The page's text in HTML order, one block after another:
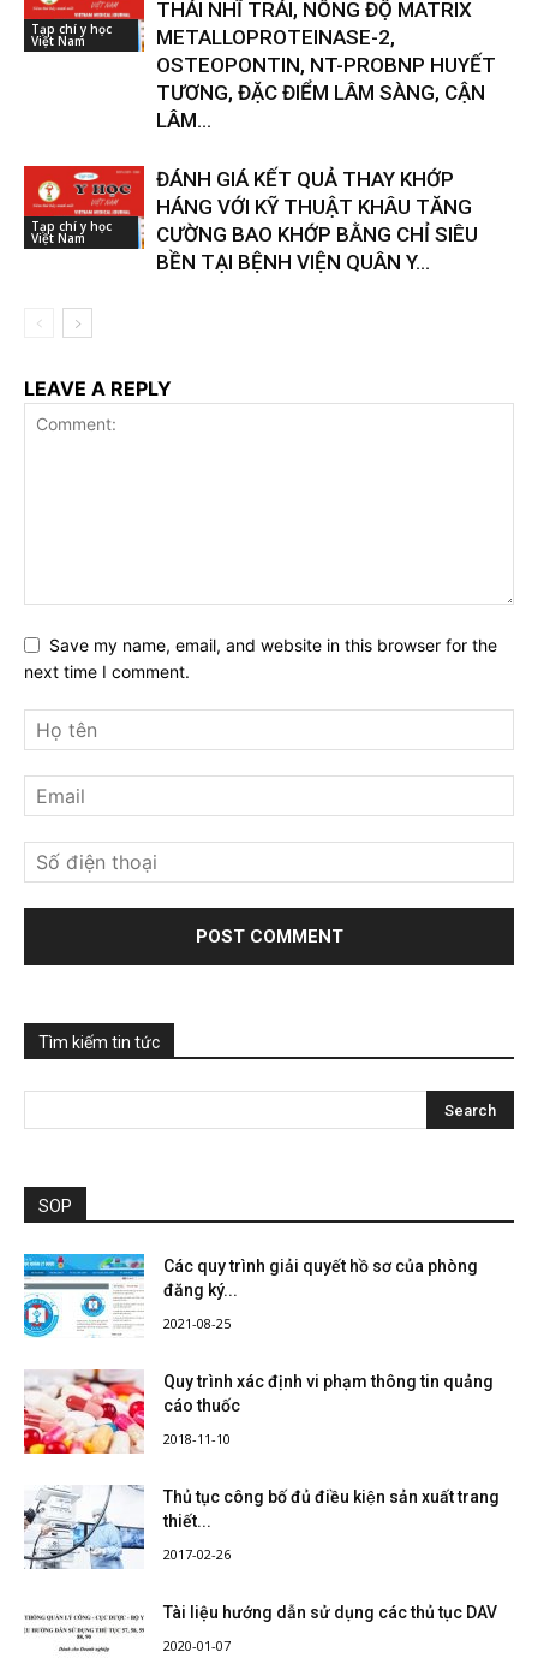
Tạp chí y học
Việt Nam
THÁI NHĨ TRÁI, NỒNG ĐỘ MATRIX
METALLOPROTEINASE-2,
OSTEOPONTIN, NT-PROBNP HUYẾT
TƯƠNG, ĐẶC ĐIỂM LÂM SÀNG, CẬN
LÂM...
Tạp chí y học
Việt Nam
ĐÁNH GIÁ KẾT QUẢ THAY KHỚP
HÁNG VỚI KỸ THUẬT KHÂU TĂNG
CƯỜNG BAO KHỚP BẰNG CHỈ SIÊU
BỀN TẠI BỆNH VIỆN QUÂN Y...
LEAVE A REPLY
Save my name, email, and website in this browser for the
next time I comment.
Tìm kiếm tin tức
SOP
Các quy trình giải quyết hồ sơ của phòng
đăng ký...
2021-08-25
Quy trình xác định vi phạm thông tin quảng
cáo thuốc
2018-11-10
Thủ tục công bố đủ điều kiện sản xuất trang
thiết...
2017-02-26
Tài liệu hướng dẫn sử dụng các thủ tục DAV
2020-01-07